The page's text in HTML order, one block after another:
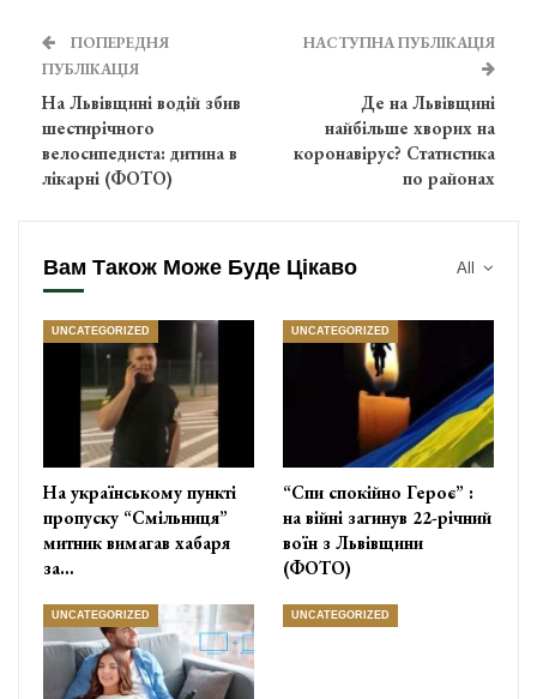
ПОПЕРЕДНЯ
ПУБЛІКАЦІЯ
На Львівщині водій збив
шестирічного
велосипедиста: дитина в
лікарні (ФОТО)
НАСТУПНА ПУБЛІКАЦІЯ
Де на Львівщині
найбільше хворих на
коронавірус? Статистика
по районах
All
Вам Також Може Буде Цікаво
UNCATEGORIZED
На українському пункті
пропуску “Смільниця”
митник вимагав хабаря
за…
UNCATEGORIZED
“Спи спокійно Героє” :
на війні загинув 22-річний
воїн з Львівщини
(ФОТО)
UNCATEGORIZED UNCATEGORIZED